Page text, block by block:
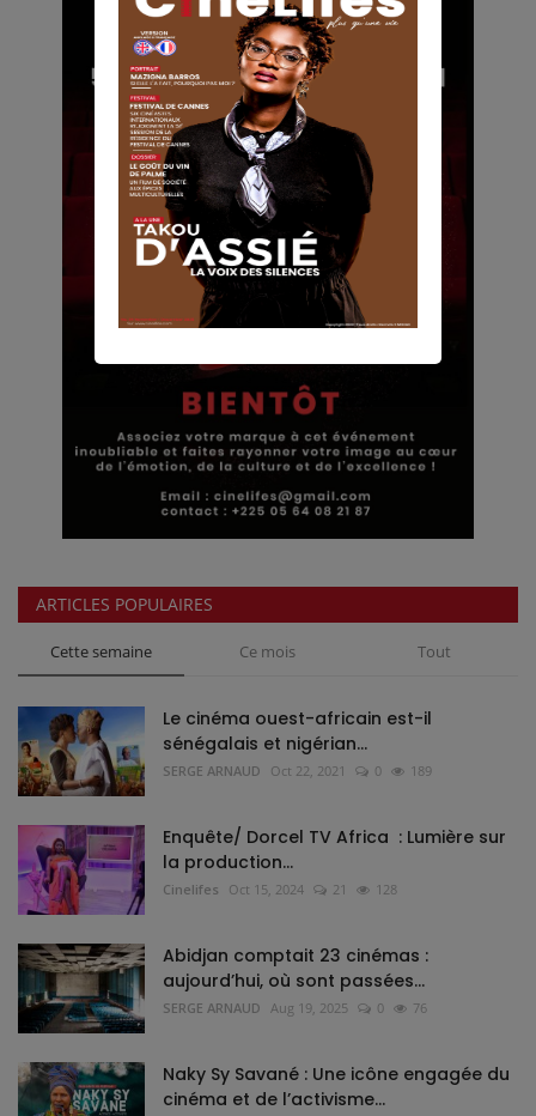
ARTICLES POPULAIRES
Cette semaine Ce mois Tout
Le cinéma ouest-africain est-il
sénégalais et nigérian...
SERGE ARNAUD Oct 22, 2021 0 189
Enquête/ Dorcel TV Africa : Lumière sur
la production...
Cinelifes Oct 15, 2024 21 128
Abidjan comptait 23 cinémas :
aujourd’hui, où sont passées...
SERGE ARNAUD Aug 19, 2025 0 76
Naky Sy Savané : Une icône engagée du
cinéma et de l’activisme...